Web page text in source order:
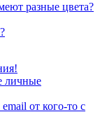
разные цвета?
личные
от кого-то с